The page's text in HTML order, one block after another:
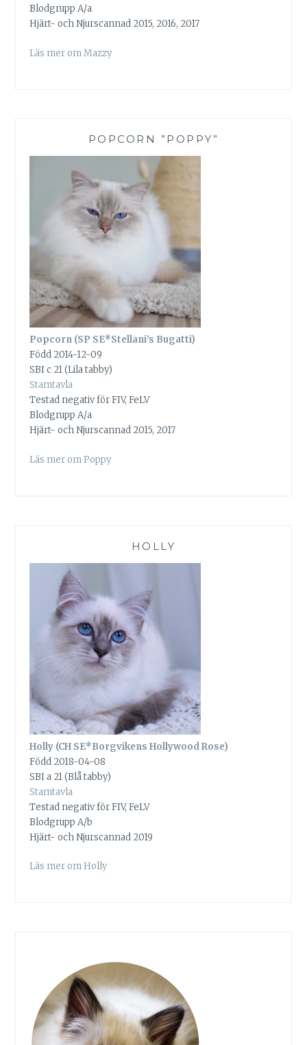
Blodgrupp A/a
Hjärt- och Njurscannad 2015, 2016, 2017
Läs mer om Mazzy
POPCORN ”POPPY”
Popcorn (SP SE*Stellani’s Bugatti)
Född 2014-12-09
SBI c 21 (Lila tabby)
Stamtavla
Testad negativ för FIV, FeLV
Blodgrupp A/a
Hjärt- och Njurscannad 2015, 2017
Läs mer om Poppy
HOLLY
Holly (CH SE*Borgvikens Hollywood Rose)
Född 2018-04-08
SBI a 21 (Blå tabby)
Stamtavla
Testad negativ för FIV, FeLV
Blodgrupp A/b
Hjärt- och Njurscannad 2019
Läs mer om Holly